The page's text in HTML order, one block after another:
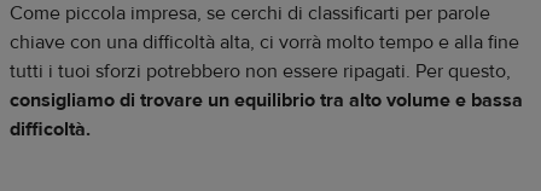
Come piccola impresa, se cerchi di classificarti per parole
chiave con una difficoltà alta, ci vorrà molto tempo e alla fine
tutti i tuoi sforzi potrebbero non essere ripagati. Per questo,
consigliamo di trovare un equilibrio tra alto volume e bassa
difficoltà.